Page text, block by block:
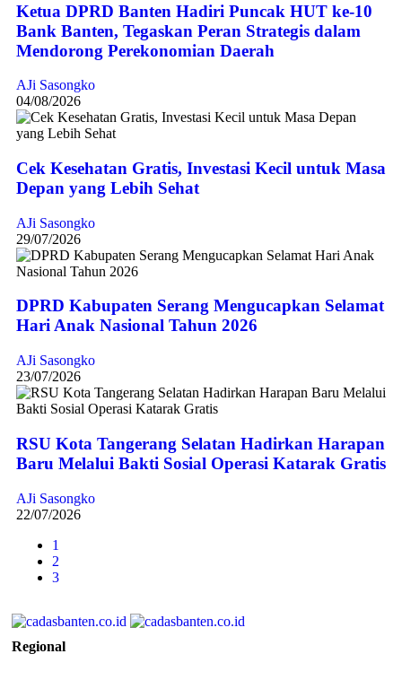
Ketua DPRD Banten Hadiri Puncak HUT ke-10
Bank Banten, Tegaskan Peran Strategis dalam
Mendorong Perekonomian Daerah
AJi Sasongko
04/08/2026
Cek Kesehatan Gratis, Investasi Kecil untuk Masa
Depan yang Lebih Sehat
AJi Sasongko
29/07/2026
DPRD Kabupaten Serang Mengucapkan Selamat
Hari Anak Nasional Tahun 2026
AJi Sasongko
23/07/2026
RSU Kota Tangerang Selatan Hadirkan Harapan
Baru Melalui Bakti Sosial Operasi Katarak Gratis
AJi Sasongko
22/07/2026
1
2
3
Regional